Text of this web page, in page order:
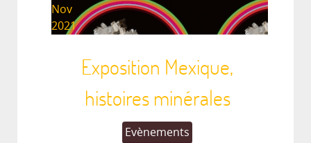
Nov
2021
Exposition Mexique,
histoires minérales
Evènements